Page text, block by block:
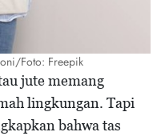
Foto: Freepik
jute memang
lingkungan. Tapi
bahwa tas